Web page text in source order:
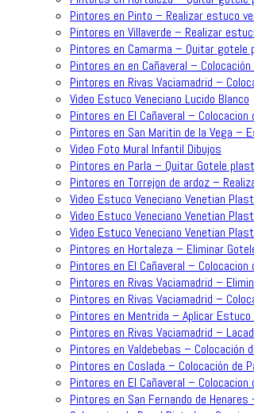
Pintores en Pinto – Realizar estuco
Pintores en Villaverde – Realizar
Pintores en Camarma – Quitar
Pintores en en Cañaveral –
Pintores en Rivas Vaciamadrid –
Video Estuco Veneciano Lucido Blanco
Pintores en El Cañaveral –
Pintores en San Maritin de la Vega –
Video Foto Mural Infantil Dibujos
Pintores en Parla – Quitar Gotele
Pintores en Torrejon de ardoz –
Video Estuco Veneciano Venetian
Video Estuco Veneciano Venetian
Video Estuco Veneciano Venetian
Pintores en Hortaleza – Eliminar
Pintores en El Cañaveral –
Pintores en Rivas Vaciamadrid –
Pintores en Rivas Vaciamadrid –
Pintores en Mentrida – Aplicar Estuco
Pintores en Rivas Vaciamadrid –
Pintores en Valdebebas – Colocación
Pintores en Coslada – Colocación de
Pintores en El Cañaveral –
Pintores en San Fernando de